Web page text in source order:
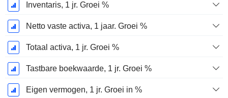
Inventaris, 1 jr. Groei %
Netto vaste activa, 1 jaar. Groei %
Totaal activa, 1 jr. Groei %
Tastbare boekwaarde, 1 jr. Groei %
Eigen vermogen, 1 jr. Groei in %